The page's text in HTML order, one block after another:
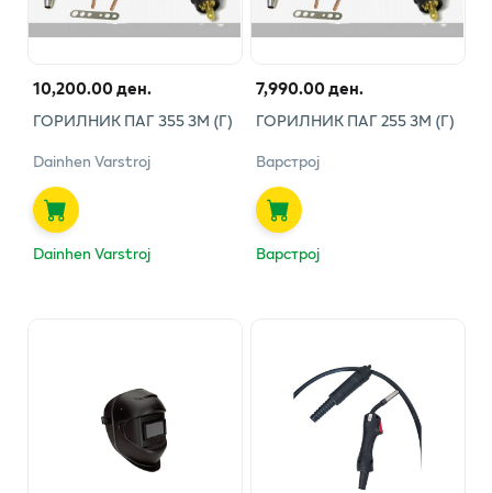
10,200.00 ден.
ГОРИЛНИК ПАГ 355 3М (Г)
Dainhen Varstroj
Dainhen Varstroj
7,990.00 ден.
ГОРИЛНИК ПАГ 255 3М (Г)
Варстрој
Варстрој